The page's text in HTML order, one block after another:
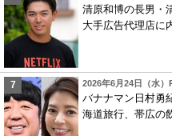
清原和博の長男・
大手広告代理店に
2026年6月24日（水）
バナナマン日村勇
海道旅行、帯広の